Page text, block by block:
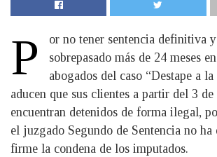
P
or no tener sentencia definitiva
sobrepasado más de 24 meses
abogados del caso “Destape a
aducen que sus clientes a partir del 3
encuentran detenidos de forma ilegal,
el juzgado Segundo de Sentencia no ha
firme la condena de los imputados.